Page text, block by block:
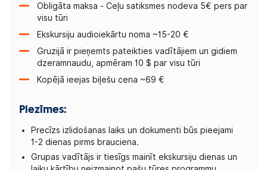
Obligāta maksa - Ceļu satiksmes nodeva 5€ pers par
visu tūri
Ekskursiju audioiekārtu noma ~15-20 €
Gruzijā ir pieņemts pateikties vadītājiem un gidiem
dzeramnaudu, apmēram 10 $ par visu tūri
Kopējā ieejas biļešu cena ~69 €
Piezīmes:
Precīzs izlidošanas laiks un dokumenti būs pieejami
1-2 dienas pirms brauciena.
Grupas vadītājs ir tiesīgs mainīt ekskursiju dienas un